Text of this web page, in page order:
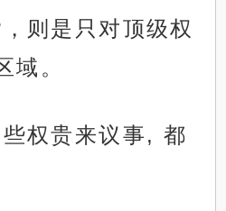
则是只对顶级权
域。
权贵来议事, 都